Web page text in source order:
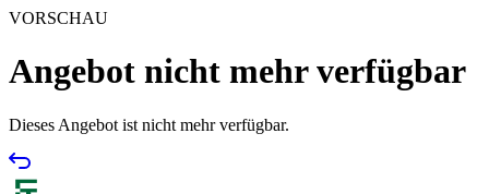
VORSCHAU
Angebot nicht mehr verfügbar
Dieses Angebot ist nicht mehr verfügbar.